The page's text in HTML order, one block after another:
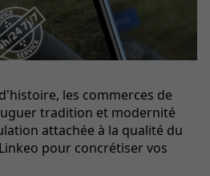
les commerces de
tradition et modernité
attachée à la qualité du
pour concrétiser vos